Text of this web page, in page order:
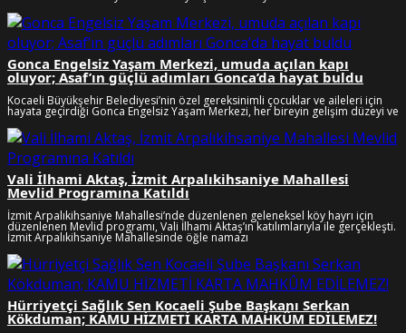
Gonca Engelsiz Yaşam Merkezi, umuda açılan kapı
oluyor; Asaf’ın güçlü adımları Gonca’da hayat buldu
Kocaeli Büyükşehir Belediyesi’nin özel gereksinimli çocuklar ve aileleri için
hayata geçirdiği Gonca Engelsiz Yaşam Merkezi, her bireyin gelişim düzeyi ve
Vali İlhami Aktaş, İzmit Arpalıkihsaniye Mahallesi
Mevlid Programına Katıldı
İzmit Arpalıkihsaniye Mahallesi’nde düzenlenen geleneksel köy hayrı için
düzenlenen Mevlid programı, Vali İlhami Aktaş’ın katılımlarıyla ile gerçekleşti.
İzmit Arpalıkihsaniye Mahallesinde öğle namazı
Hürriyetçi Sağlık Sen Kocaeli Şube Başkanı Serkan
Kökduman; KAMU HİZMETİ KARTA MAHKÛM EDİLEMEZ!